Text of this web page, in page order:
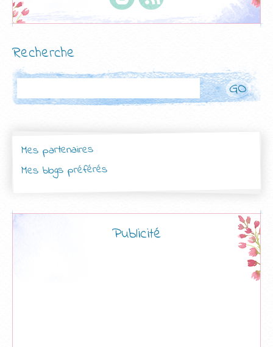
Recherche
Mes partenaires
Mes blogs préférés
Publicité